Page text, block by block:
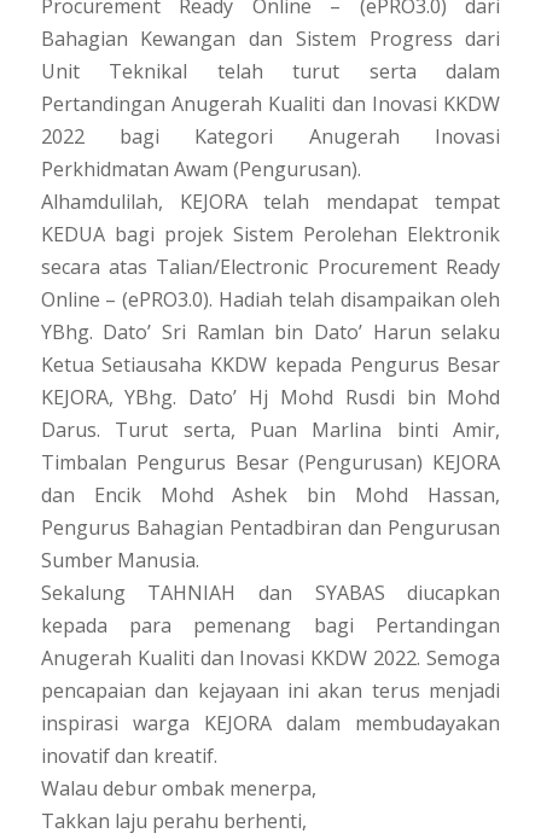
Procurement Ready Online – (ePRO3.0) dari
Bahagian Kewangan dan Sistem Progress dari
Unit Teknikal telah turut serta dalam
Pertandingan Anugerah Kualiti dan Inovasi KKDW
2022 bagi Kategori Anugerah Inovasi
Perkhidmatan Awam (Pengurusan).
Alhamdulilah, KEJORA telah mendapat tempat
KEDUA bagi projek Sistem Perolehan Elektronik
secara atas Talian/Electronic Procurement Ready
Online – (ePRO3.0). Hadiah telah disampaikan oleh
YBhg. Dato’ Sri Ramlan bin Dato’ Harun selaku
Ketua Setiausaha KKDW kepada Pengurus Besar
KEJORA, YBhg. Dato’ Hj Mohd Rusdi bin Mohd
Darus. Turut serta, Puan Marlina binti Amir,
Timbalan Pengurus Besar (Pengurusan) KEJORA
dan Encik Mohd Ashek bin Mohd Hassan,
Pengurus Bahagian Pentadbiran dan Pengurusan
Sumber Manusia.
Sekalung TAHNIAH dan SYABAS diucapkan
kepada para pemenang bagi Pertandingan
Anugerah Kualiti dan Inovasi KKDW 2022. Semoga
pencapaian dan kejayaan ini akan terus menjadi
inspirasi warga KEJORA dalam membudayakan
inovatif dan kreatif.
Walau debur ombak menerpa,
Takkan laju perahu berhenti,